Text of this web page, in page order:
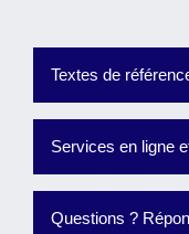
Textes de
Services en ligne
Questions ?